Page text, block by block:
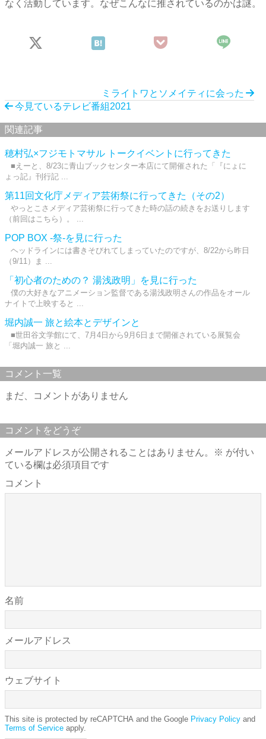
なく活動しています。なぜこんなに推されているのかは謎。
ミライトワとソメイティに会った
今見ているテレビ番組2021
関連記事
穂村弘×フジモトマサル トークイベントに行ってきた
■えーと、8/23に青山ブックセンター本店にて開催された「『にょに
ょっ記』刊行記 ...
第11回文化庁メディア芸術祭に行ってきた（その2）
やっとこさメディア芸術祭に行ってきた時の話の続きをお送りします
（前回はこちら）。 ...
POP BOX -祭-を見に行った
ヘッドラインには書きそびれてしまっていたのですが、8/22から昨日
（9/11）ま ...
「初心者のための？ 湯浅政明」を見に行った
僕の大好きなアニメーション監督である湯浅政明さんの作品をオール
ナイトで上映すると ...
堀内誠一 旅と絵本とデザインと
■世田谷文学館にて、7月4日から9月6日まで開催されている展覧会
「堀内誠一 旅と ...
コメント一覧
まだ、コメントがありません
コメントをどうぞ
メールアドレスが公開されることはありません。 ※ が付い
ている欄は必須項目です
コメント
名前
メールアドレス
ウェブサイト
This site is protected by reCAPTCHA and the Google Privacy Policy and
Terms of Service apply.